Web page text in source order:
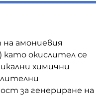
амониевия
като окислител се
химични
за генериране на